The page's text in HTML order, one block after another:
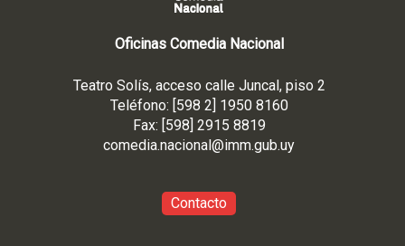
Oficinas Comedia Nacional
Teatro Solís, acceso calle Juncal, piso 2
Teléfono: [598 2] 1950 8160
Fax: [598] 2915 8819
comedia.nacional@imm.gub.uy
Contacto